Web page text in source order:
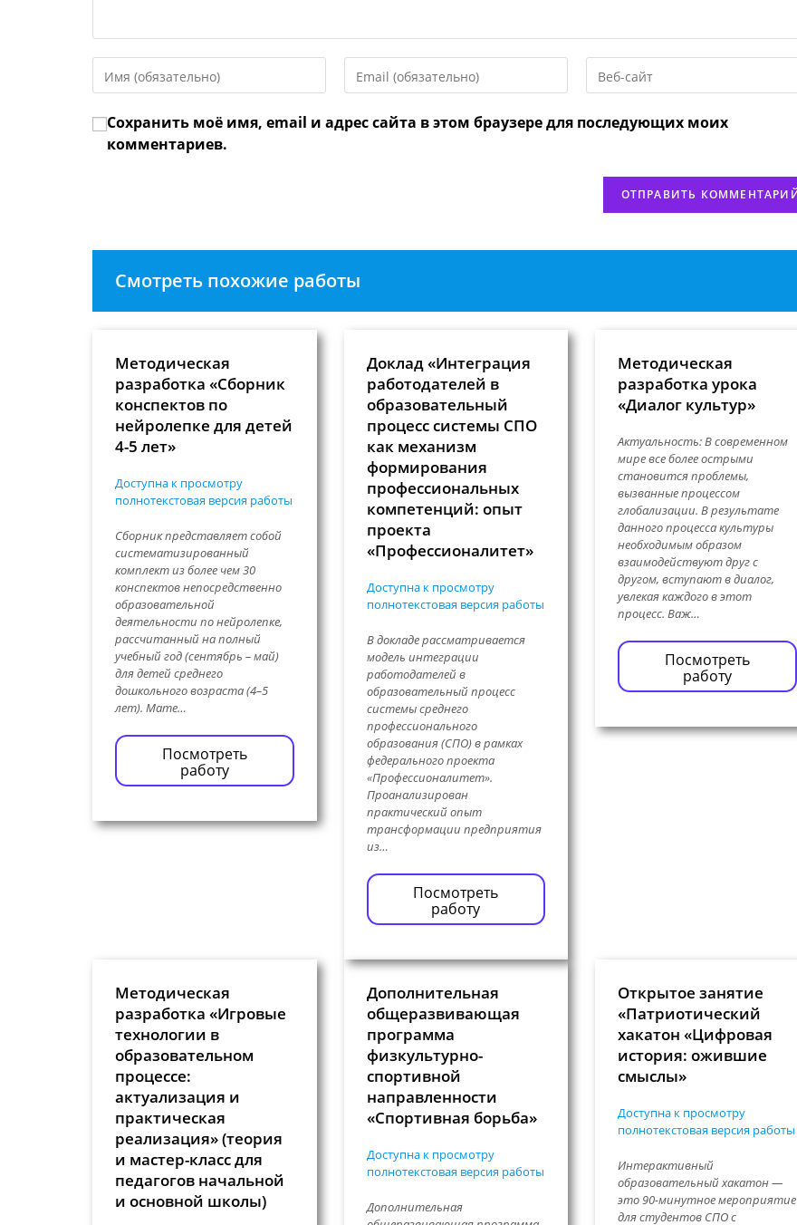
свое
или
имя
свой
адрес,
URL
веб-
Сохранить моё имя, email и адрес сайта в этом браузере для последующих моих
комментариев.
Смотреть похожие работы
Методическая
разработка «Сборник
конспектов по
нейролепке для детей
4-5 лет»
Доступна к просмотру
полнотекстовая версия работы
Сборник представляет собой
систематизированный
комплект из более чем 30
конспектов непосредственно
образовательной
деятельности по нейролепке,
рассчитанный на полный
учебный год (сентябрь – май)
для детей среднего
дошкольного возраста (4–5
лет). Мате…
Посмотреть
работу
Доклад «Интеграция
работодателей в
образовательный
процесс системы СПО
как механизм
формирования
профессиональных
компетенций: опыт
проекта
«Профессионалитет»
Доступна к просмотру
полнотекстовая версия работы
В докладе рассматривается
модель интеграции
работодателей в
образовательный процесс
системы среднего
профессионального
образования (СПО) в рамках
федерального проекта
«Профессионалитет».
Проанализирован
практический опыт
трансформации предприятия
из…
Посмотреть
работу
Методическая
разработка урока
«Диалог культур»
Актуальность: В современном
мире все более острыми
становится проблемы,
вызванные процессом
глобализации. В результате
данного процесса культуры
необходимым образом
взаимодействуют друг с
другом, вступают в диалог,
увлекая каждого в этот
процесс. Важ…
Посмотреть
работу
Методическая
разработка «Игровые
технологии в
образовательном
процессе:
актуализация и
практическая
реализация» (теория
и мастер-класс для
педагогов начальной
и основной школы)
Дополнительная
общеразвивающая
программа
физкультурно-
спортивной
направленности
«Спортивная борьба»
Доступна к просмотру
полнотекстовая версия работы
Дополнительная
Открытое занятие
«Патриотический
хакатон «Цифровая
история: ожившие
смыслы»
Доступна к просмотру
полнотекстовая версия работы
Интерактивный
образовательный хакатон —
это 90-минутное мероприятие
для студентов СПО с